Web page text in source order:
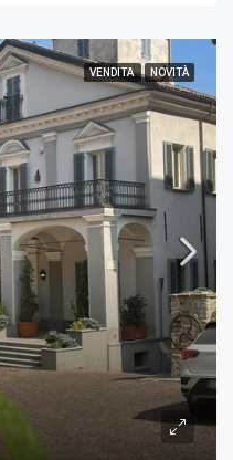
VENDITA NOVITÀ